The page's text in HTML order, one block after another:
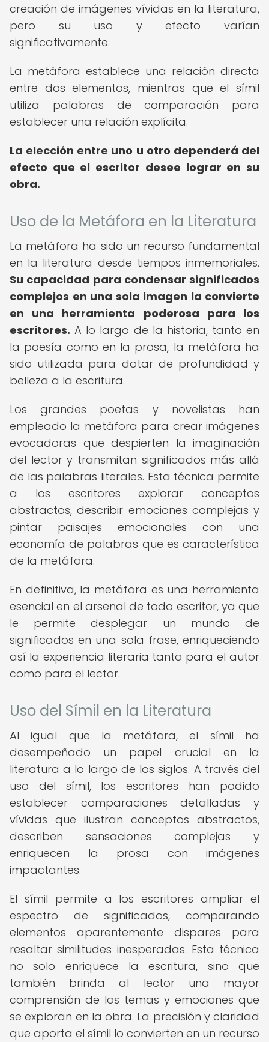
creación de imágenes vívidas en la literatura,
pero su uso y efecto varían
significativamente.
La metáfora establece una relación directa
entre dos elementos, mientras que el símil
utiliza palabras de comparación para
establecer una relación explícita.
La elección entre uno u otro dependerá del
efecto que el escritor desee lograr en su
obra.
Uso de la Metáfora en la Literatura
La metáfora ha sido un recurso fundamental
en la literatura desde tiempos inmemoriales.
Su capacidad para condensar significados
complejos en una sola imagen la convierte
en una herramienta poderosa para los
escritores. A lo largo de la historia, tanto en
la poesía como en la prosa, la metáfora ha
sido utilizada para dotar de profundidad y
belleza a la escritura.
Los grandes poetas y novelistas han
empleado la metáfora para crear imágenes
evocadoras que despierten la imaginación
del lector y transmitan significados más allá
de las palabras literales. Esta técnica permite
a los escritores explorar conceptos
abstractos, describir emociones complejas y
pintar paisajes emocionales con una
economía de palabras que es característica
de la metáfora.
En definitiva, la metáfora es una herramienta
esencial en el arsenal de todo escritor, ya que
le permite desplegar un mundo de
significados en una sola frase, enriqueciendo
así la experiencia literaria tanto para el autor
como para el lector.
Uso del Símil en la Literatura
Al igual que la metáfora, el símil ha
desempeñado un papel crucial en la
literatura a lo largo de los siglos. A través del
uso del símil, los escritores han podido
establecer comparaciones detalladas y
vívidas que ilustran conceptos abstractos,
describen sensaciones complejas y
enriquecen la prosa con imágenes
impactantes.
El símil permite a los escritores ampliar el
espectro de significados, comparando
elementos aparentemente dispares para
resaltar similitudes inesperadas. Esta técnica
no solo enriquece la escritura, sino que
también brinda al lector una mayor
comprensión de los temas y emociones que
se exploran en la obra. La precisión y claridad
que aporta el símil lo convierten en un recurso